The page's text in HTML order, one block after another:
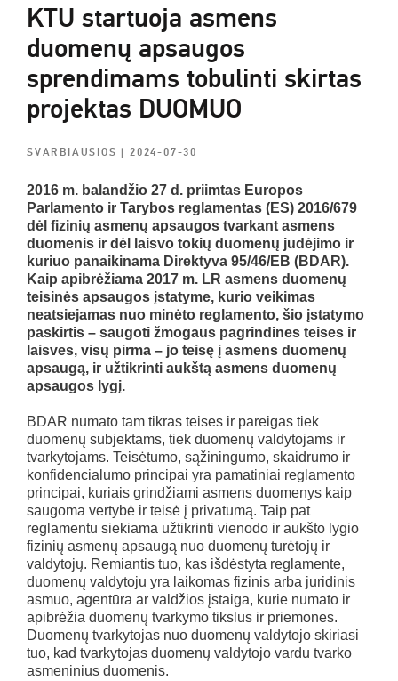
KTU startuoja asmens
duomenų apsaugos
sprendimams tobulinti skirtas
projektas DUOMUO
SVARBIAUSIOS| 2024-07-30
2016 m. balandžio 27 d. priimtas Europos
Parlamento ir Tarybos reglamentas (ES) 2016/679
dėl fizinių asmenų apsaugos tvarkant asmens
duomenis ir dėl laisvo tokių duomenų judėjimo ir
kuriuo panaikinama Direktyva 95/46/EB (BDAR).
Kaip apibrėžiama 2017 m. LR asmens duomenų
teisinės apsaugos įstatyme, kurio veikimas
neatsiejamas nuo minėto reglamento, šio įstatymo
paskirtis – saugoti žmogaus pagrindines teises ir
laisves, visų pirma – jo teisę į asmens duomenų
apsaugą, ir užtikrinti aukštą asmens duomenų
apsaugos lygį.
BDAR numato tam tikras teises ir pareigas tiek
duomenų subjektams, tiek duomenų valdytojams ir
tvarkytojams. Teisėtumo, sąžiningumo, skaidrumo ir
konfidencialumo principai yra pamatiniai reglamento
principai, kuriais grindžiami asmens duomenys kaip
saugoma vertybė ir teisė į privatumą. Taip pat
reglamentu siekiama užtikrinti vienodo ir aukšto lygio
fizinių asmenų apsaugą nuo duomenų turėtojų ir
valdytojų. Remiantis tuo, kas išdėstyta reglamente,
duomenų valdytoju yra laikomas fizinis arba juridinis
asmuo, agentūra ar valdžios įstaiga, kurie numato ir
apibrėžia duomenų tvarkymo tikslus ir priemones.
Duomenų tvarkytojas nuo duomenų valdytojo skiriasi
tuo, kad tvarkytojas duomenų valdytojo vardu tvarko
asmeninius duomenis.